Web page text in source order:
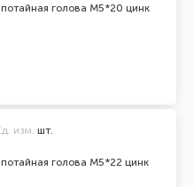
голова М5*20 цинк
голова М5*22 цинк
изм. шт.